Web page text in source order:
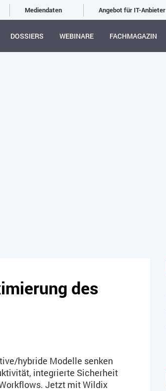
Mediendaten Angebot für IT-Anbieter
DOSSIERS WEBINARE FACHMAGAZIN
des
hybride Modelle senken
integrierte Sicherheit
Jetzt mit Wildix